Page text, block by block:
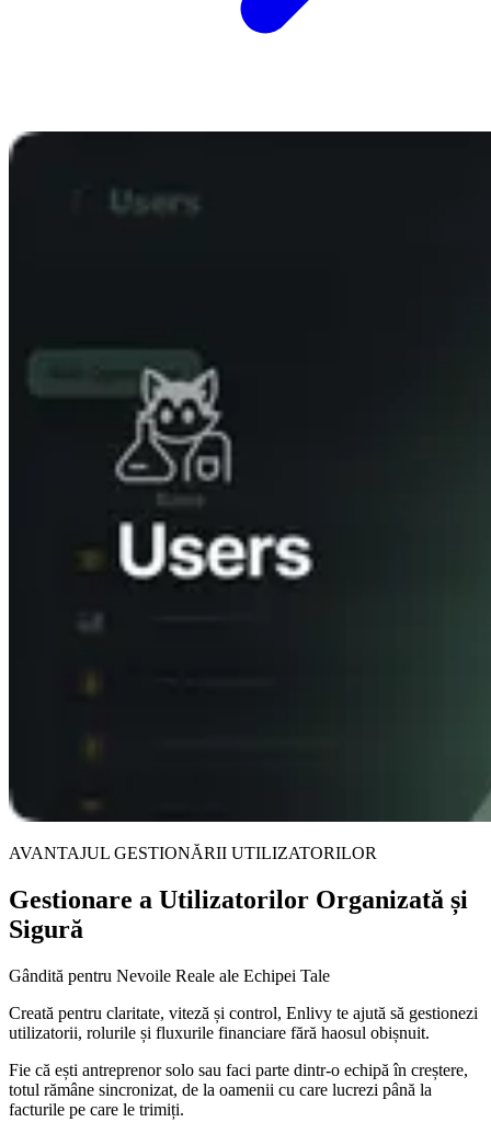
AVANTAJUL GESTIONĂRII UTILIZATORILOR
Gestionare a Utilizatorilor Organizată și
Sigură
Gândită pentru Nevoile Reale ale Echipei Tale
Creată pentru claritate, viteză și control, Enlivy te ajută să gestionezi
utilizatorii, rolurile și fluxurile financiare fără haosul obișnuit.
Fie că ești antreprenor solo sau faci parte dintr-o echipă în creștere,
totul rămâne sincronizat, de la oamenii cu care lucrezi până la
facturile pe care le trimiți.